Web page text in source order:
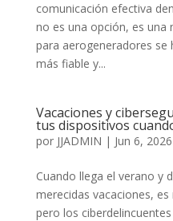
comunicación efectiva
no es una opción, es una
para aerogeneradores se
más fiable y...
Vacaciones y
tus dispositivos
por JJADMIN | Jun 6, 2026
Cuando llega el verano y
merecidas vacaciones,
pero los